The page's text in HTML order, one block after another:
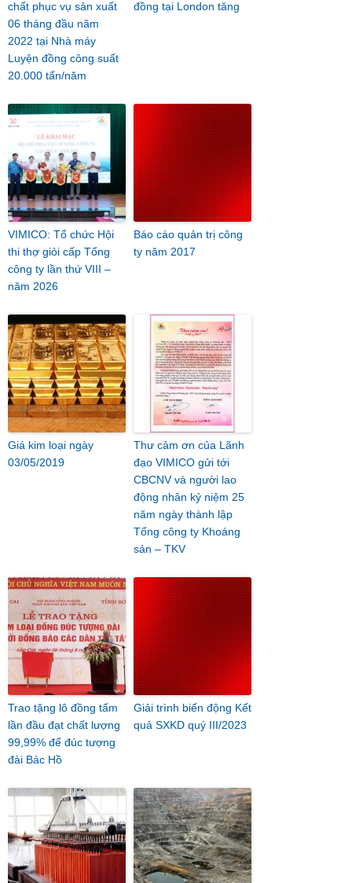
chất phục vụ sản xuất
06 tháng đầu năm
2022 tại Nhà máy
Luyện đồng công suất
20.000 tấn/năm
đồng tại London tăng
VIMICO: Tổ chức Hội
thi thợ giỏi cấp Tổng
công ty lần thứ VIII –
năm 2026
Báo cáo quản trị công
ty năm 2017
Giá kim loại ngày
03/05/2019
Thư cảm ơn của Lãnh
đạo VIMICO gửi tới
CBCNV và người lao
động nhân kỷ niệm 25
năm ngày thành lập
Tổng công ty Khoáng
sản – TKV
Trao tặng lô đồng tấm
lần đầu đạt chất lượng
99,99% để đúc tượng
đài Bác Hồ
Giải trình biến động Kết
quả SXKD quý III/2023